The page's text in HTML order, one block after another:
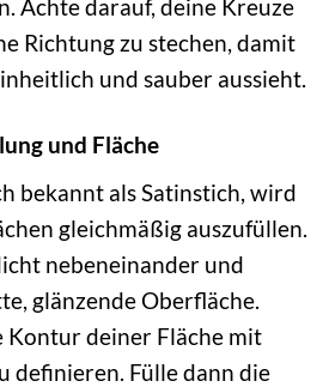
Achte darauf, deine Kreuze
Richtung zu stechen, damit
und sauber aussieht.
und Fläche
bekannt als Satinstich, wird
gleichmäßig auszufüllen.
nebeneinander und
glänzende Oberfläche.
Kontur deiner Fläche mit
definieren. Fülle dann die